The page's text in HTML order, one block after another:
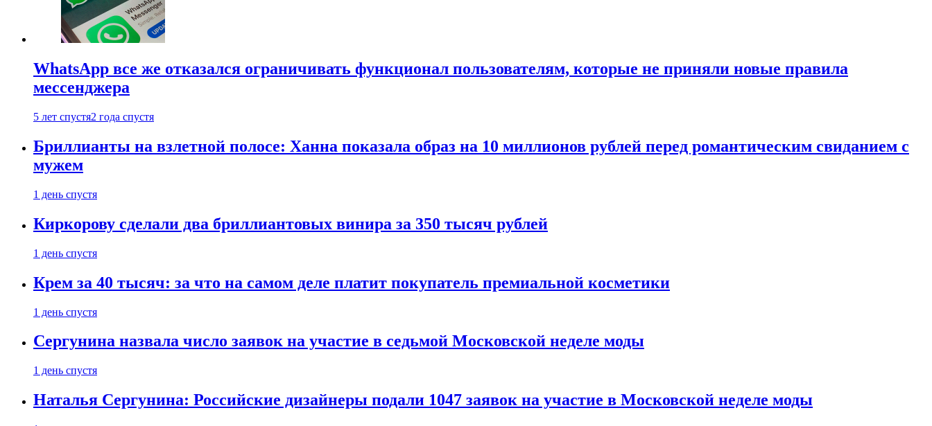
WhatsApp все же отказался ограничивать функционал пользователям, которые не приняли новые правила
мессенджера
5 лет спустя2 года спустя
Бриллианты на взлетной полосе: Ханна показала образ на 10 миллионов рублей перед романтическим свиданием с
мужем
1 день спустя
Киркорову сделали два бриллиантовых винира за 350 тысяч рублей
1 день спустя
Крем за 40 тысяч: за что на самом деле платит покупатель премиальной косметики
1 день спустя
Сергунина назвала число заявок на участие в седьмой Московской неделе моды
1 день спустя
Наталья Сергунина: Российские дизайнеры подали 1047 заявок на участие в Московской неделе моды